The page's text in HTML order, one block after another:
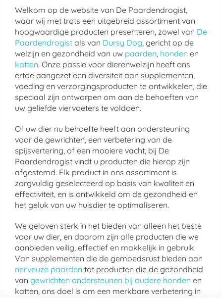
Welkom op de website van De Paardendrogist,
waar wij met trots een uitgebreid assortiment van
hoogwaardige producten presenteren, zowel van De
Paardendrogist als van Dursy Dog, gericht op de
welzijn en gezondheid van uw paarden, honden en
katten. Onze passie voor dierenwelzijn heeft ons
ertoe aangezet een diversiteit aan supplementen,
voeding en verzorgingsproducten te ontwikkelen, die
speciaal zijn ontworpen om aan de behoeften van
uw geliefde viervoeters te voldoen.
Of uw dier nu behoefte heeft aan ondersteuning
voor de gewrichten, een verbetering van de
spijsvertering, of een mooiere vacht, bij De
Paardendrogist vindt u producten die hierop zijn
afgestemd. Elk product in ons assortiment is
zorgvuldig geselecteerd op basis van kwaliteit en
effectiviteit, en is ontwikkeld om de gezondheid en
het geluk van uw huisdier te optimaliseren.
We geloven sterk in het bieden van alleen het beste
voor uw dier, en daarom zijn alle producten die we
aanbieden veilig, effectief en makkelijk in gebruik.
Van supplementen die de gemoedsrust bieden aan
nerveuze paarden tot producten die de gezondheid
van gewrichten ondersteunen bij oudere honden en
katten, ons doel is om een merkbare verbetering in